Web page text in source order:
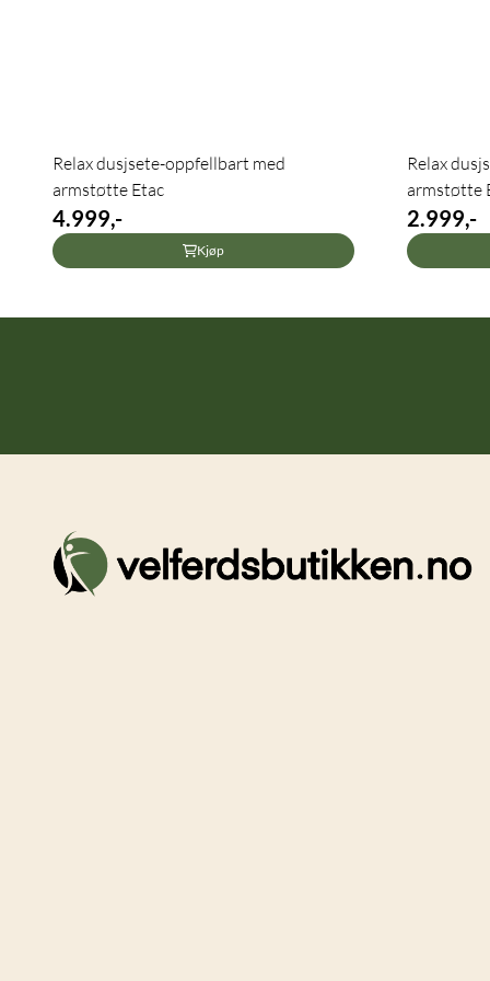
Relax dusjsete-oppfellbart med
armstøtte Etac
4.999,-
Kjøp
Relax
armstøtte
2.999,-